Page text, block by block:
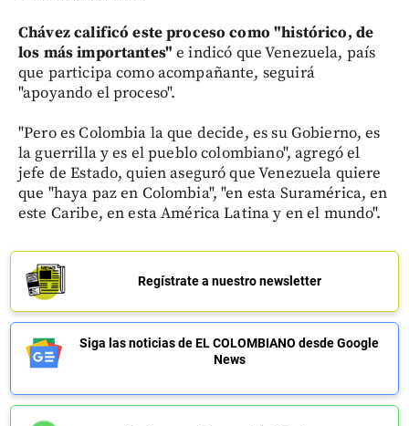
Chávez calificó este proceso como "histórico, de
los más importantes" e indicó que Venezuela, país
que participa como acompañante, seguirá
"apoyando el proceso".
"Pero es Colombia la que decide, es su Gobierno, es
la guerrilla y es el pueblo colombiano", agregó el
jefe de Estado, quien aseguró que Venezuela quiere
que "haya paz en Colombia", "en esta Suramérica, en
este Caribe, en esta América Latina y en el mundo".
Regístrate a nuestro newsletter
Siga las noticias de EL COLOMBIANO desde Google
News